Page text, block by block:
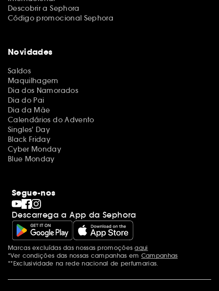
Descobrir a Sephora
Código promocional Sephora
Novidades
Saldos
Maquilhagem
Dia dos Namorados
Dia do Pai
Dia da Mãe
Calendários do Advento
Singles' Day
Black Friday
Cyber Monday
Blue Monday
Segue-nos
Descarrega a App da Sephora
Menções adicionais
Marcas excluídas das nossas promoçõesaqui
*Ver condições das nossas campanhas em Campanhas
**Exclusividade na rede nacional de perfumarias.